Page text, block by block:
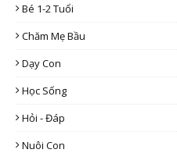
Bé 1-2 Tuổi
Chăm Mẹ Bầu
Dạy Con
Học Sống
Hỏi - Đáp
Nuôi Con